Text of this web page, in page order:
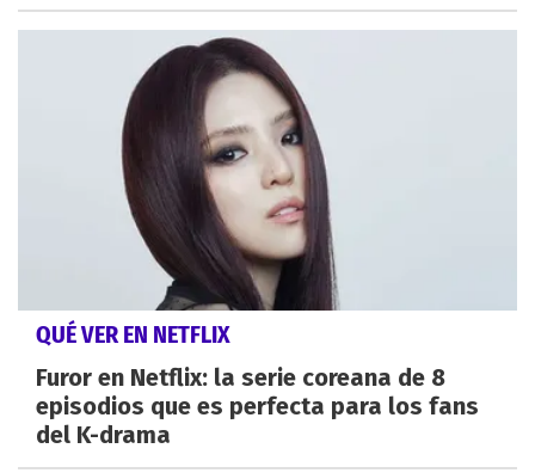
QUÉ VER EN NETFLIX
Furor en Netflix: la serie coreana de 8
episodios que es perfecta para los fans
del K-drama